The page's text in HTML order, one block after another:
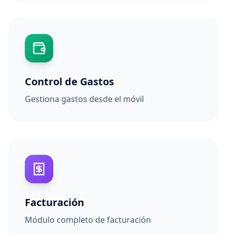
Control de Gastos
Gestiona gastos desde el móvil
Facturación
Módulo completo de facturación